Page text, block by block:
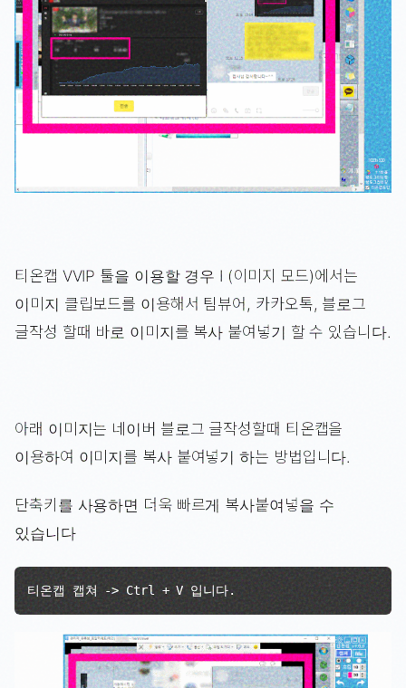
티온캡 VVIP 툴을 이용할 경우 I (이미지 모드)에서는
이미지 클립보드를 이용해서 팀뷰어, 카카오톡, 블로그
글작성 할때 바로 이미지를 복사 붙여넣기 할 수 있습니다.
아래 이미지는 네이버 블로그 글작성할때 티온캡을
이용하여 이미지를 복사 붙여넣기 하는 방법입니다.
단축키를 사용하면 더욱 빠르게 복사붙여넣을 수
있습니다
티온캡 캡쳐 -> Ctrl + V 입니다.